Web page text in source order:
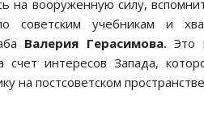
на вооруженную силу,
советским учебникам и
Валерия Герасимова.Это
счет интересов Запада,
на постсоветском